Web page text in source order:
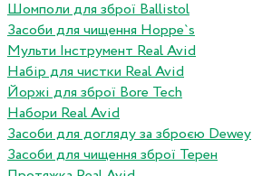
Шомполи для зброї Ballistol
Засоби для чищення Hoppe`s
Мульти Інструмент Real Avid
Набір для чистки Real Avid
Йоржі для зброї Bore Tech
Набори Real Avid
Засоби для догляду за зброєю Dewey
Засоби для чищення зброї Терен